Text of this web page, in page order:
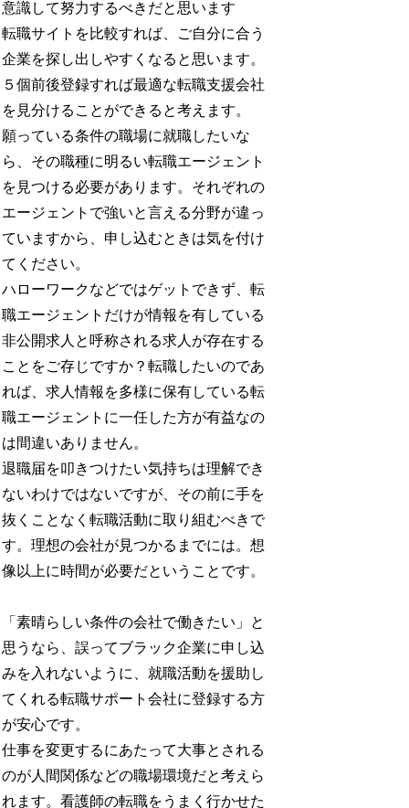
意識して努力するべきだと思います
転職サイトを比較すれば、ご自分に合う
企業を探し出しやすくなると思います。
５個前後登録すれば最適な転職支援会社
を見分けることができると考えます。
願っている条件の職場に就職したいな
ら、その職種に明るい転職エージェント
を見つける必要があります。それぞれの
エージェントで強いと言える分野が違っ
ていますから、申し込むときは気を付け
てください。
ハローワークなどではゲットできず、転
職エージェントだけが情報を有している
非公開求人と呼称される求人が存在する
ことをご存じですか？転職したいのであ
れば、求人情報を多様に保有している転
職エージェントに一任した方が有益なの
は間違いありません。
退職届を叩きつけたい気持ちは理解でき
ないわけではないですが、その前に手を
抜くことなく転職活動に取り組むべきで
す。理想の会社が見つかるまでには。想
像以上に時間が必要だということです。
「素晴らしい条件の会社で働きたい」と
思うなら、誤ってブラック企業に申し込
みを入れないように、就職活動を援助し
てくれる転職サポート会社に登録する方
が安心です。
仕事を変更するにあたって大事とされる
のが人間関係などの職場環境だと考えら
れます。看護師の転職をうまく行かせた